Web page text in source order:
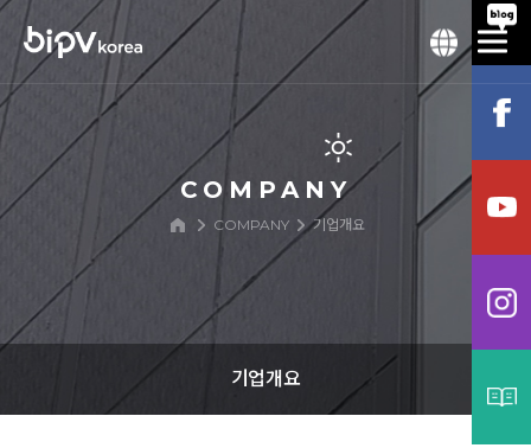
COMPANY
COMPANY 기업개요
기업개요